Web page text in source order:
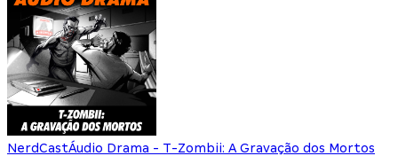
NerdCastÁudio Drama - T-Zombii: A Gravação dos Mortos